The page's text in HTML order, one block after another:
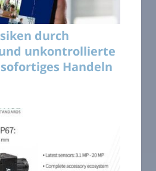
durch
unkontrollierte
Handeln